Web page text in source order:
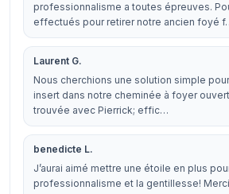
professionnalisme a toutes épreuves.
effectués pour retirer notre ancien foyé
Laurent G.
Nous cherchions une solution simple
insert dans notre cheminée à foyer
trouvée avec Pierrick; effic…
benedicte L.
J’aurai aimé mettre une étoile en plus
professionnalisme et la gentillesse!